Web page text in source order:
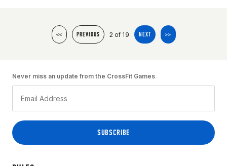
<< PREVIOUS 2 of 19 NEXT >>
Never miss an update from the CrossFit Games